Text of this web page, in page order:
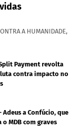
A HUMANIDADE,
Payment revolta
contra impacto no
a Confúcio, que
MDB com graves